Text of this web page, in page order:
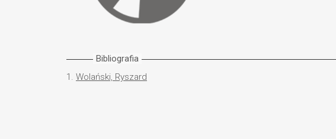
Bibliografia
1. Wolański, Ryszard